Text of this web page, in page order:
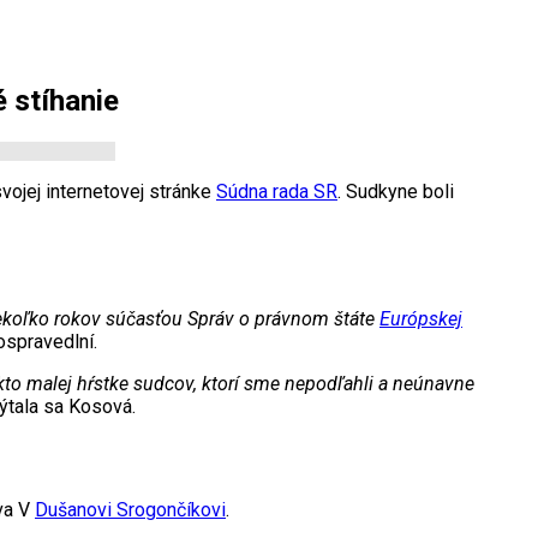
stíhanie
internetovej stránke Súdna rada SR. Sudkyne boli
rokov súčasťou Správ o právnom štáte Európskej
malej hŕstke sudcov, ktorí sme nepodľahli a neúnavne
sa Kosová.
V Dušanovi Srogončíkovi.